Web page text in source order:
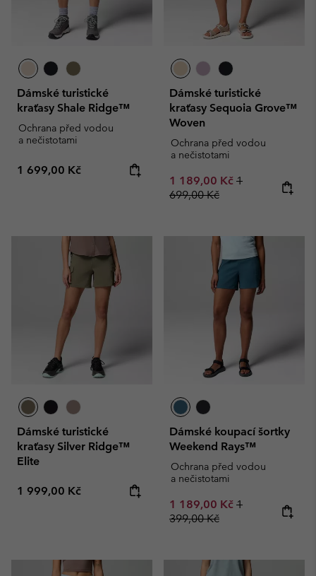
Dámské turistické
kraťasy Shale Ridge™
Ochrana před vodou
a nečistotami
Regular price:
1 699,00 Kč
Dámské turistické
kraťasy Sequoia Grove™
Woven
Ochrana před vodou
a nečistotami
Sale price:
1 189,00 Kč Regular price:
1
699,00 Kč
Dámské turistické
kraťasy Silver Ridge™
Elite
Regular price:
1 999,00 Kč
Dámské koupací šortky
Weekend Rays™
Ochrana před vodou
a nečistotami
Sale price:
1 189,00 Kč Regular price:
1
399,00 Kč